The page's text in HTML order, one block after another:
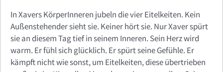
In Xavers KörperInneren jubeln die vier Eitelkeiten. Kein
Außenstehender sieht sie. Keiner hört sie. Nur Xaver spürt
sie an diesem Tag tief in seinem Inneren. Sein Herz wird
warm. Er fühl sich glücklich. Er spürt seine Gefühle. Er
kämpft nicht wie sonst, um Eitelkeiten, diese übertrieben